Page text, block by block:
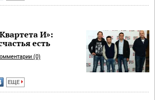
И»:
есть
(0)
ЕЩЕ